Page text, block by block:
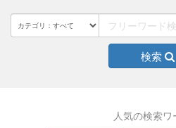
検索
人気の検索ワ